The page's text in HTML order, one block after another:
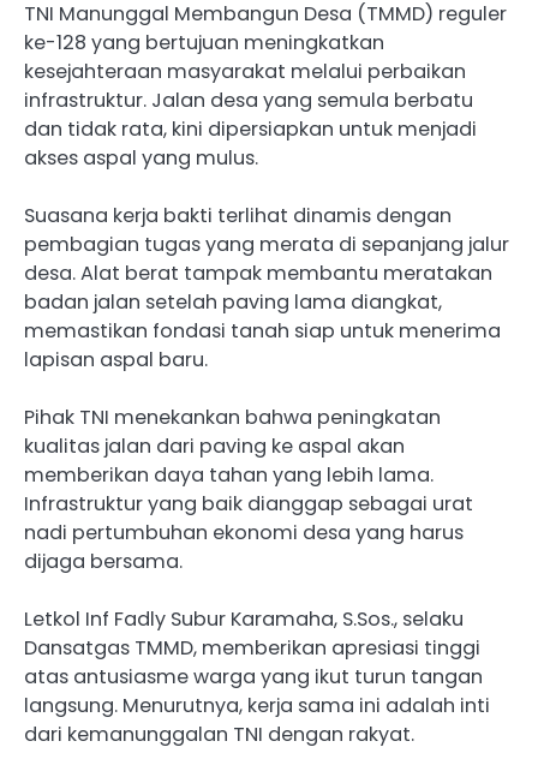
TNI Manunggal Membangun Desa (TMMD) reguler
ke-128 yang bertujuan meningkatkan
kesejahteraan masyarakat melalui perbaikan
infrastruktur. Jalan desa yang semula berbatu
dan tidak rata, kini dipersiapkan untuk menjadi
akses aspal yang mulus.
Suasana kerja bakti terlihat dinamis dengan
pembagian tugas yang merata di sepanjang jalur
desa. Alat berat tampak membantu meratakan
badan jalan setelah paving lama diangkat,
memastikan fondasi tanah siap untuk menerima
lapisan aspal baru.
Pihak TNI menekankan bahwa peningkatan
kualitas jalan dari paving ke aspal akan
memberikan daya tahan yang lebih lama.
Infrastruktur yang baik dianggap sebagai urat
nadi pertumbuhan ekonomi desa yang harus
dijaga bersama.
Letkol Inf Fadly Subur Karamaha, S.Sos., selaku
Dansatgas TMMD, memberikan apresiasi tinggi
atas antusiasme warga yang ikut turun tangan
langsung. Menurutnya, kerja sama ini adalah inti
dari kemanunggalan TNI dengan rakyat.